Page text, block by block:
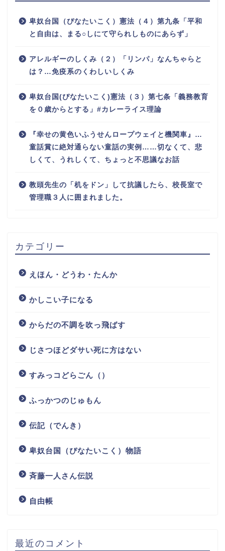
卑奴台国（ぴなたいこく）憲法（４）第九条「平和
と自由は、まる○しにて守られしものにあらず」
アレルギーのしくみ（２）「リンパ」なんちゃらと
は？…免疫系のくわしいしくみ
卑奴台国(ぴなたいこく)憲法（３）第七条「義務教育
を０歳からとする」#カレーライス理論
『幸せの黄色いふうせんロープウェイと機関車』…
童話賞に絶対通らない童話の実例……切なくて、悲
しくて、うれしくて、ちょっと不思議なお話
教頭先生の「机をドン」して抗議したら、校長室で
管理職３人に囲まれました。
カテゴリー
えほん・どうわ・たんか
かしこい子になる
からだの不調を吹っ飛ばす
じさつほどダサい死に方はない
すみっコどらごん（）
ふっかつのじゅもん
伝記（でんき）
卑奴台国（ぴなたいこく）物語
斉藤一人さん伝説
自由帳
最近のコメント